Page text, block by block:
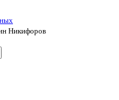
Никифоров